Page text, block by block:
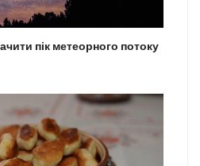
пік метеорного потоку